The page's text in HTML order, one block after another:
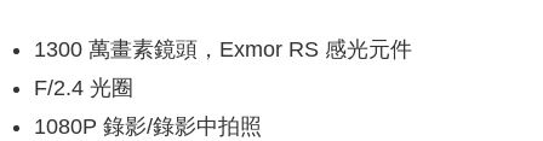
1300 萬畫素鏡頭， Exmor RS 感光元件
F/2.4 光圈
1080P 錄影/錄影中拍照